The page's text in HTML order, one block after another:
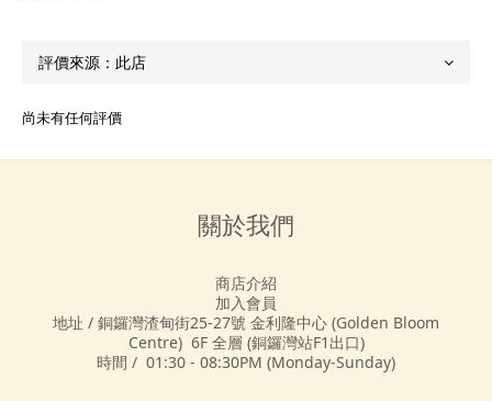
尚未有任何評價
關於我們
商店介紹
加入會員
地址 / 銅鑼灣渣甸街25-27號 金利隆中心 (Golden Bloom
Centre) 6F 全層 (銅鑼灣站F1出口)
時間 / 01:30 - 08:30PM (Monday-Sunday)